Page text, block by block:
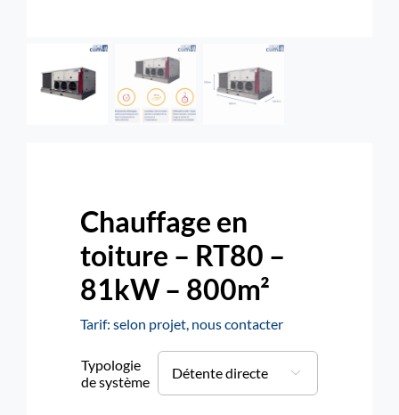
Nous contacter : 04 72 48 02 18
Chauffage en
toiture – RT80 –
81kW – 800m²
Tarif: selon projet, nous contacter
Typologie
de système
